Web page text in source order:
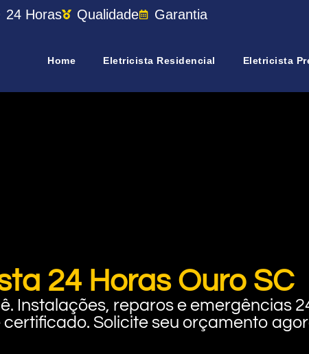
24 Horas Qualidade Garantia
Home Eletricista Residencial Eletricista
24 Horas Ouro SC
Instalações, reparos e emergências
Solicite seu orçamento